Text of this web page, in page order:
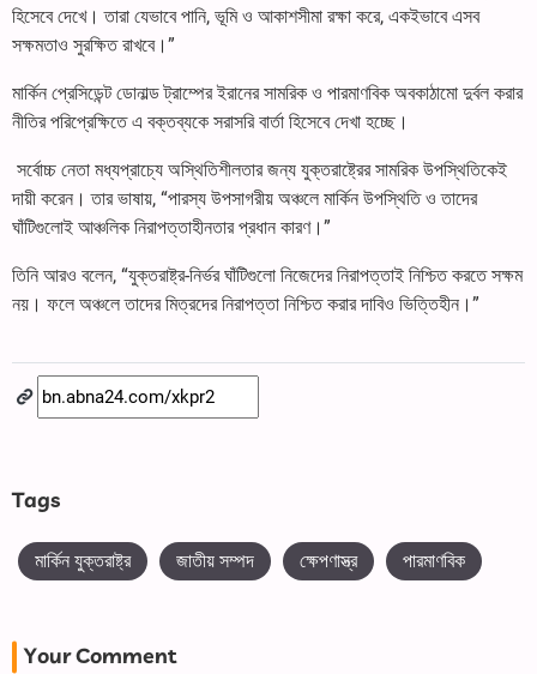
হিসেবে দেখে। তারা যেভাবে পানি, ভূমি ও আকাশসীমা রক্ষা করে, একইভাবে এসব
সক্ষমতাও সুরক্ষিত রাখবে।”
মার্কিন প্রেসিডেন্ট ডোনাল্ড ট্রাম্পের ইরানের সামরিক ও পারমাণবিক অবকাঠামো দুর্বল করার
নীতির পরিপ্রেক্ষিতে এ বক্তব্যকে সরাসরি বার্তা হিসেবে দেখা হচ্ছে।
সর্বোচ্চ নেতা মধ্যপ্রাচ্যে অস্থিতিশীলতার জন্য যুক্তরাষ্ট্রের সামরিক উপস্থিতিকেই
দায়ী করেন। তার ভাষায়, “পারস্য উপসাগরীয় অঞ্চলে মার্কিন উপস্থিতি ও তাদের
ঘাঁটিগুলোই আঞ্চলিক নিরাপত্তাহীনতার প্রধান কারণ।”
তিনি আরও বলেন, “যুক্তরাষ্ট্র-নির্ভর ঘাঁটিগুলো নিজেদের নিরাপত্তাই নিশ্চিত করতে সক্ষম
নয়। ফলে অঞ্চলে তাদের মিত্রদের নিরাপত্তা নিশ্চিত করার দাবিও ভিত্তিহীন।”
Tags
মার্কিন যুক্তরাষ্ট্র জাতীয় সম্পদ ক্ষেপণাস্ত্র পারমাণবিক
Your Comment